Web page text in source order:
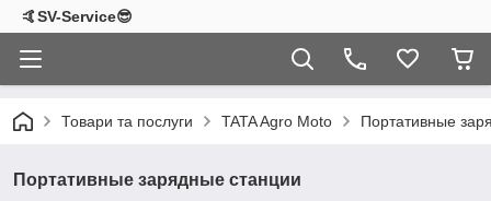
🤙SV-Service😎
Товари та послуги TATA Agro Moto Портативные
Портативные зарядные станции